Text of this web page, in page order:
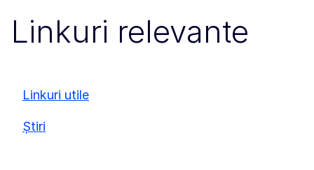
Linkuri relevante
Linkuri utile
Știri